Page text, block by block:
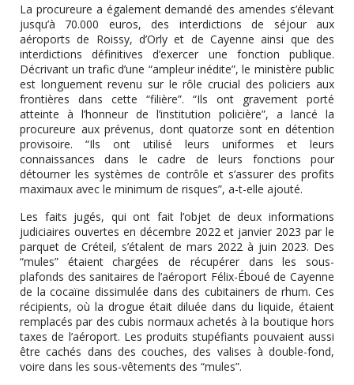
La procureure a également demandé des amendes s’élevant
jusqu’à 70.000 euros, des interdictions de séjour aux
aéroports de Roissy, d’Orly et de Cayenne ainsi que des
interdictions définitives d’exercer une fonction publique.
Décrivant un trafic d’une “ampleur inédite”, le ministère public
est longuement revenu sur le rôle crucial des policiers aux
frontières dans cette “filière”. “Ils ont gravement porté
atteinte à l’honneur de l’institution policière”, a lancé la
procureure aux prévenus, dont quatorze sont en détention
provisoire. “Ils ont utilisé leurs uniformes et leurs
connaissances dans le cadre de leurs fonctions pour
détourner les systèmes de contrôle et s’assurer des profits
maximaux avec le minimum de risques”, a-t-elle ajouté.
Les faits jugés, qui ont fait l’objet de deux informations
judiciaires ouvertes en décembre 2022 et janvier 2023 par le
parquet de Créteil, s’étalent de mars 2022 à juin 2023. Des
“mules” étaient chargées de récupérer dans les sous-
plafonds des sanitaires de l’aéroport Félix-Éboué de Cayenne
de la cocaïne dissimulée dans des cubitainers de rhum. Ces
récipients, où la drogue était diluée dans du liquide, étaient
remplacés par des cubis normaux achetés à la boutique hors
taxes de l’aéroport. Les produits stupéfiants pouvaient aussi
être cachés dans des couches, des valises à double-fond,
voire dans les sous-vêtements des “mules”.